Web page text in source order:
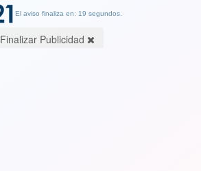
El aviso finaliza en: 19 segundos.
Finalizar Publicidad